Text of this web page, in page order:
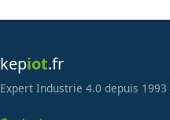
kepiot.fr
Expert Industrie 4.0 depuis 1993